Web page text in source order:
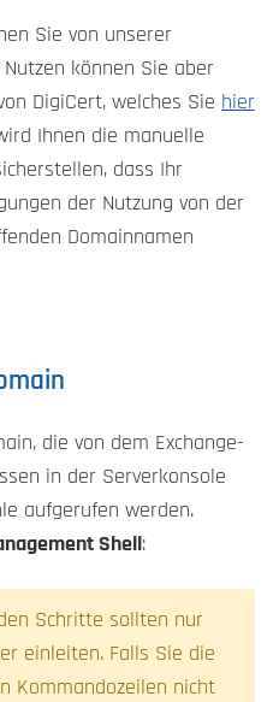
Sie von unserer
können Sie aber
DigiCert, welches Sie hier
Ihnen die manuelle
dass Ihr
der Nutzung von der
Domainnamen
die von dem Exchange-
in der Serverkonsole
aufgerufen werden.
Shell :
Schritte sollten nur
einleiten. Falls Sie die
Kommandozeilen nicht